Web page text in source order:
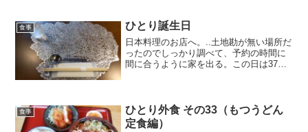
んごは一...
食事 ひとり誕生日
日本料理のお店へ。..土地勘が無い場所だ
ったのでしっかり調べて、予約の時間に
間に合うように家を出る。この日は37度
ち着いて食事がで...
食事
ひとり外食 その33（もつうどん
定食編）